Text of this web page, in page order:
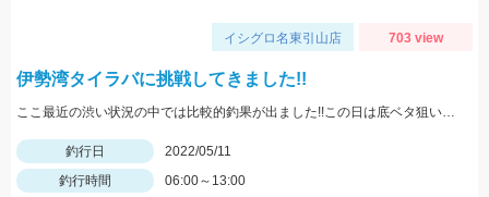
イシグロ名東引山店 703 view
伊勢湾タイラバに挑戦してきました!!
ここ最近の渋い状況の中では比較的釣果が出ました!!この日は底ベタ狙いでローギヤリールでじっくり巻くのが吉でした。
釣行日
2022/05/11
釣行時間
06:00～13:00